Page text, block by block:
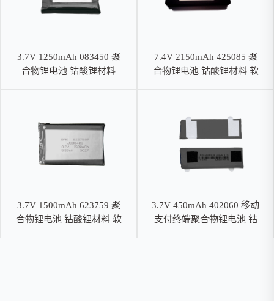
3.7V 1250mAh 083450 聚
合物锂电池 钴酸锂材料
7.4V 2150mAh 425085 聚
合物锂电池 钴酸锂材料 软
3.7V 1500mAh 623759 聚
合物锂电池 钴酸锂材料 软
3.7V 450mAh 402060 移动
支付终端聚合物锂电池 钴